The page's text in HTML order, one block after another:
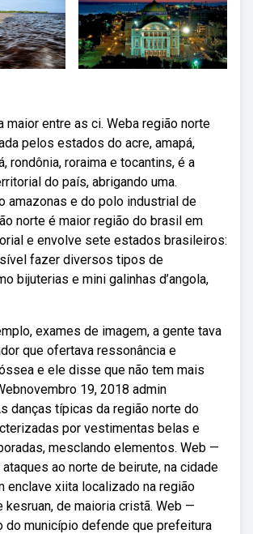
maior entre as ci. Weba região norte
pelos estados do acre, amapá,
rondônia, roraima e tocantins, é a
do país, abrigando uma.
amazonas e do polo industrial de
norte é maior região do brasil em
e envolve sete estados brasileiros:
fazer diversos tipos de
bijuterias e mini galinhas d’angola,
exames de imagem, a gente tava
que ofertava ressonância e
e ele disse que não tem mais
19, 2018 admin
danças típicas da região norte do
por vestimentas belas e
mesclando elementos. Web —
ao norte de beirute, na cidade
enclave xiita localizado na região
kesruan, de maioria cristã. Web —
do município defende que prefeitura